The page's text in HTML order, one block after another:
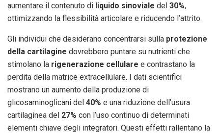
aumentare il contenuto di liquido sinoviale del 30%,
ottimizzando la flessibilità articolare e riducendo l’attrito.
Gli individui che desiderano concentrarsi sulla protezione
della cartilagine dovrebbero puntare su nutrienti che
stimolano la rigenerazione cellulare e contrastano la
perdita della matrice extracellulare. I dati scientifici
mostrano un aumento della produzione di
glicosaminoglicani del 40% e una riduzione dell’usura
cartilaginea del 27% con l’uso continuo di determinati
elementi chiave degli integratori. Questi effetti rallentano la